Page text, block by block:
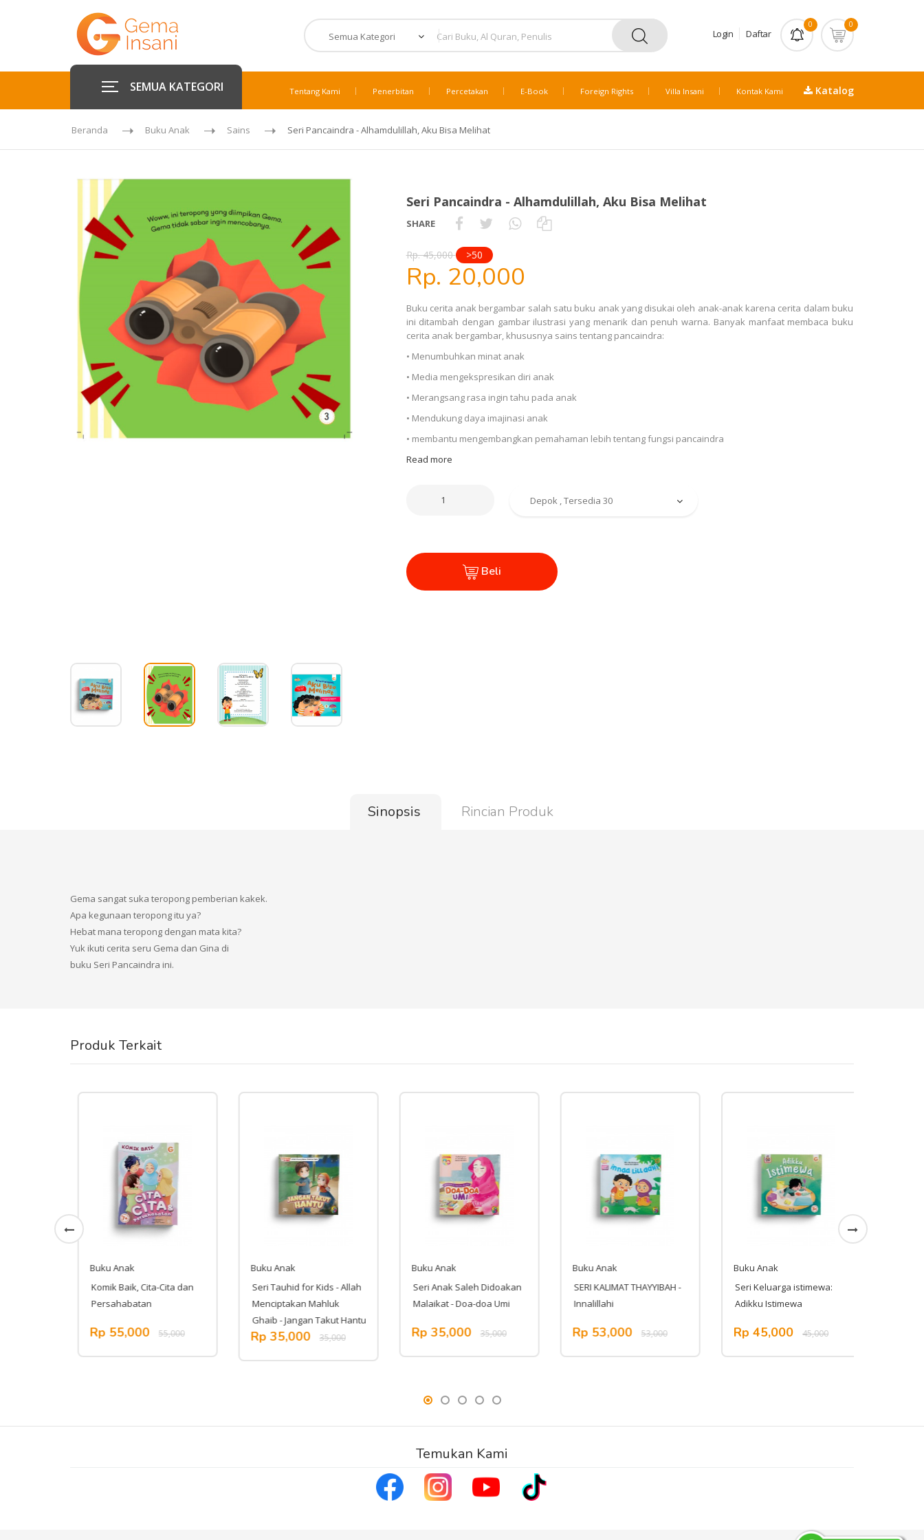
Login Daftar
0 0
SEMUA KATEGORI Tentang Kami Penerbitan Percetakan E-Book Foreign Rights Villa Insani Kontak Kami Katalog
Beranda Buku Anak Sains Seri Pancaindra - Alhamdulillah, Aku Bisa Melihat
Seri Pancaindra - Alhamdulillah, Aku Bisa Melihat
SHARE
Rp. 45,000 >50
Rp. 20,000
Buku cerita anak bergambar salah satu buku anak yang disukai oleh anak-anak karena cerita dalam buku
ini ditambah dengan gambar ilustrasi yang menarik dan penuh warna. Banyak manfaat membaca buku
cerita anak bergambar, khususnya sains tentang pancaindra:
• Menumbuhkan minat anak
• Media mengekspresikan diri anak
• Merangsang rasa ingin tahu pada anak
• Mendukung daya imajinasi anak
• membantu mengembangkan pemahaman lebih tentang fungsi pancaindra
Read more
Beli
Sinopsis Rincian Produk
Gema sangat suka teropong pemberian kakek.
Apa kegunaan teropong itu ya?
Hebat mana teropong dengan mata kita?
Yuk ikuti cerita seru Gema dan Gina di
buku Seri Pancaindra ini.
Produk Terkait
Buku Anak
Komik Baik, Cita-Cita dan
Persahabatan
Rp 55,000 55,000
Buku Anak
Seri Tauhid for Kids - Allah
Menciptakan Mahluk
Ghaib - Jangan Takut Hantu
Rp 35,000 35,000
Buku Anak
Seri Anak Saleh Didoakan
Malaikat - Doa-doa Umi
Rp 35,000 35,000
Buku Anak
SERI KALIMAT THAYYIBAH -
Innalillahi
Rp 53,000 53,000
Buku Anak
Seri Keluarga istimewa:
Adikku Istimewa
Rp 45,000 45,000
Temukan Kami